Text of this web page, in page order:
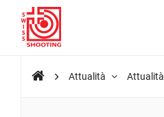
Attualità Attualità